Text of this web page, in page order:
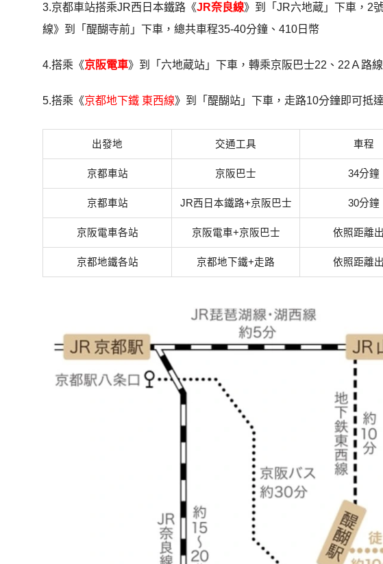
3.京都車站搭乘JR西日本鐵路《JR奈良線》到「JR六地蔵」下車，2
線》到「醍醐寺前」下車，總共車程35-40分鐘、410日幣
4.搭乘《京阪電車》到「六地蔵站」下車，轉乘京阪巴士22、22Ａ路
5.搭乘《京都地下鐵 東西線》到「醍醐站」下車，走路10分鐘即可抵
出發地 交通工具 車程
京都車站 京阪巴士 34分鐘
京都車站 JR西日本鐵路+京阪巴士 30分鐘
京阪電車各站 京阪電車+京阪巴士 依照距離
京都地鐵各站 京都地下鐵+走路 依照距離